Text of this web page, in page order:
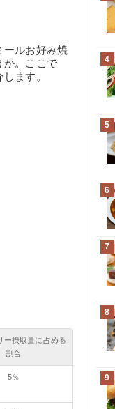
ールお好み焼
か。ここで
ます。
ー摂取量に占める
割合
5％
4
5
6
7
8
9